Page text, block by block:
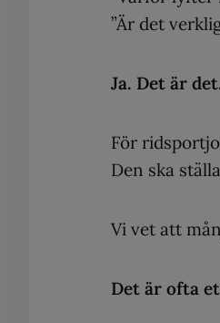
”Är det
Ja. Det är
För
Den ska
Vi vet att
Det är ofta